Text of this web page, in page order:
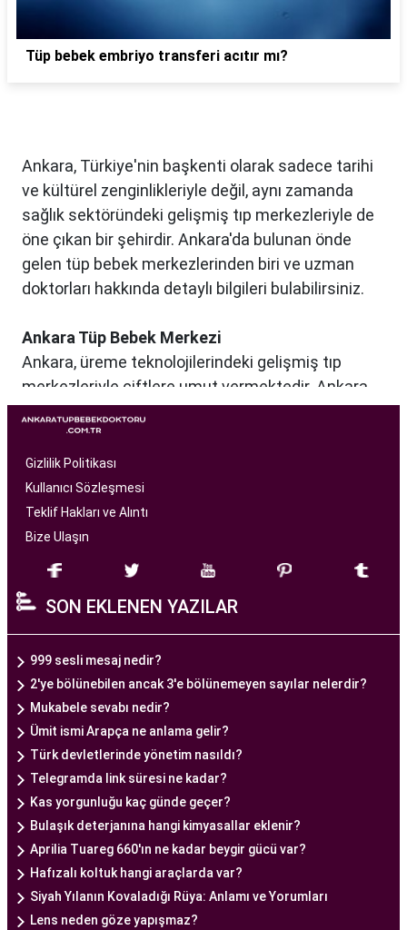
Tüp bebek embriyo transferi acıtır mı?
Ankara, Türkiye'nin başkenti olarak sadece tarihi
ve kültürel zenginlikleriyle değil, aynı zamanda
sağlık sektöründeki gelişmiş tıp merkezleriyle de
öne çıkan bir şehirdir. Ankara'da bulunan önde
gelen tüp bebek merkezlerinden biri ve uzman
doktorları hakkında detaylı bilgileri bulabilirsiniz.
Ankara Tüp Bebek Merkezi
Ankara, üreme teknolojilerindeki gelişmiş tıp
merkezleriyle çiftlere umut vermektedir. Ankara
Tüp Bebek Merkezi, kısırlık sorunu yaşayan
çiftlere profesyonel ve bireysel bir yaklaşımla
hizmet sunan bir sağlık kuruluşudur. Modern
tıbbın son teknolojilerini kullanarak, çiftlere
başarılı tüp bebek tedavileri sunmayı amaçlar.
bir ekip tarafından yönetilmektedir. Burada görev
alan tıp profesyonelleri, çiftlere kişiselleştirilmiş
tedavi planları sunarak, her çiftin özel durumunu
dikkate alır. Ayrıca, merkezde kullanılan teknoloji
ve ekipmanlar, tedavi sürecini daha etkili ve
güvenli hale getirir.
Ankara Tüp Bebek Merkezi, hasta odaklı hizmet
anlayışı ve etik prensipler çerçevesinde, çiftlere
sağlıklı bir gebelik yaşama şansı tanıyan kapsamlı
bir tüp bebek hizmeti sunar.
Ankara Tüp Bebek Doktoru
Tüp bebek tedavisi, uzman bir ekibin liderliğinde
ve deneyimli bir doktorun rehberliğinde
yürütülmesi gereken bir süreçtir. Ankara Tüp
Gizlilik Politikası
Kullanıcı Sözleşmesi
Teklif Hakları ve Alıntı
Bize Ulaşın
SON EKLENEN YAZILAR
999 sesli mesaj nedir?
2'ye bölünebilen ancak 3'e bölünemeyen sayılar nelerdir?
Mukabele sevabı nedir?
Ümit ismi Arapça ne anlama gelir?
Türk devletlerinde yönetim nasıldı?
Telegramda link süresi ne kadar?
Kas yorgunluğu kaç günde geçer?
Bulaşık deterjanına hangi kimyasallar eklenir?
Aprilia Tuareg 660'ın ne kadar beygir gücü var?
Hafızalı koltuk hangi araçlarda var?
Siyah Yılanın Kovaladığı Rüya: Anlamı ve Yorumları
Lens neden göze yapışmaz?